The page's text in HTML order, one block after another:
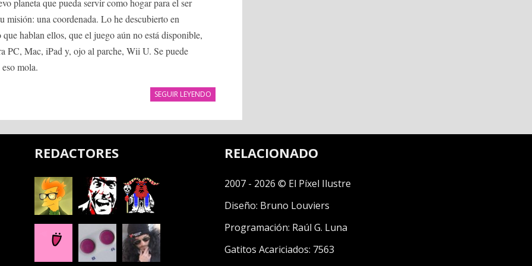
planeta que pueda servir como hogar para el ser
misión: una coordenada. Lo he descubierto en
hablan ellos, que el juego aún no está disponible,
PC, Mac, iPad y, ojo al parche, Wii U. Se puede
mola.
SEGUIR LEYENDO
REDACTORES RELACIONADO
2007 - 2026 © El Píxel Ilustre
Diseño: Bruno Louviers
Programación: Raúl G. Luna
Gatitos Acariciados: 7563